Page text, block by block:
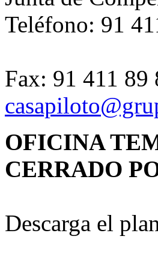
Teléfono: 91
Fax: 91 411 89
OFICINA
CERRADO
Descarga el